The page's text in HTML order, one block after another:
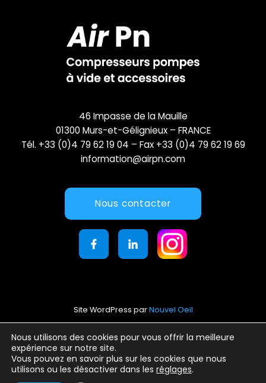
Nous utilisons des cookies pour vous offrir la meilleure
expérience sur notre site.
Vous pouvez en savoir plus sur les cookies que nous
utilisons ou les désactiver dans les réglages.
46 Impasse de la Mauille
01300 Murs-et-Gélignieux – FRANCE
Tél. +33 (0)4 79 62 19 04 – Fax +33 (0)4 79 62 19 69
information@airpn.com
Nous contacter
Site WordPress parNouvel Oeil
Mentions légales
Conditions générales d’utilisation
Politique de confidentialité